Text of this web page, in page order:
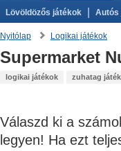
Lövöldözős játékok Autós
Nyitólap Logikai játékok
Supermarket
logikai játékok zuhatag
Válaszd ki a
legyen! Ha ezt